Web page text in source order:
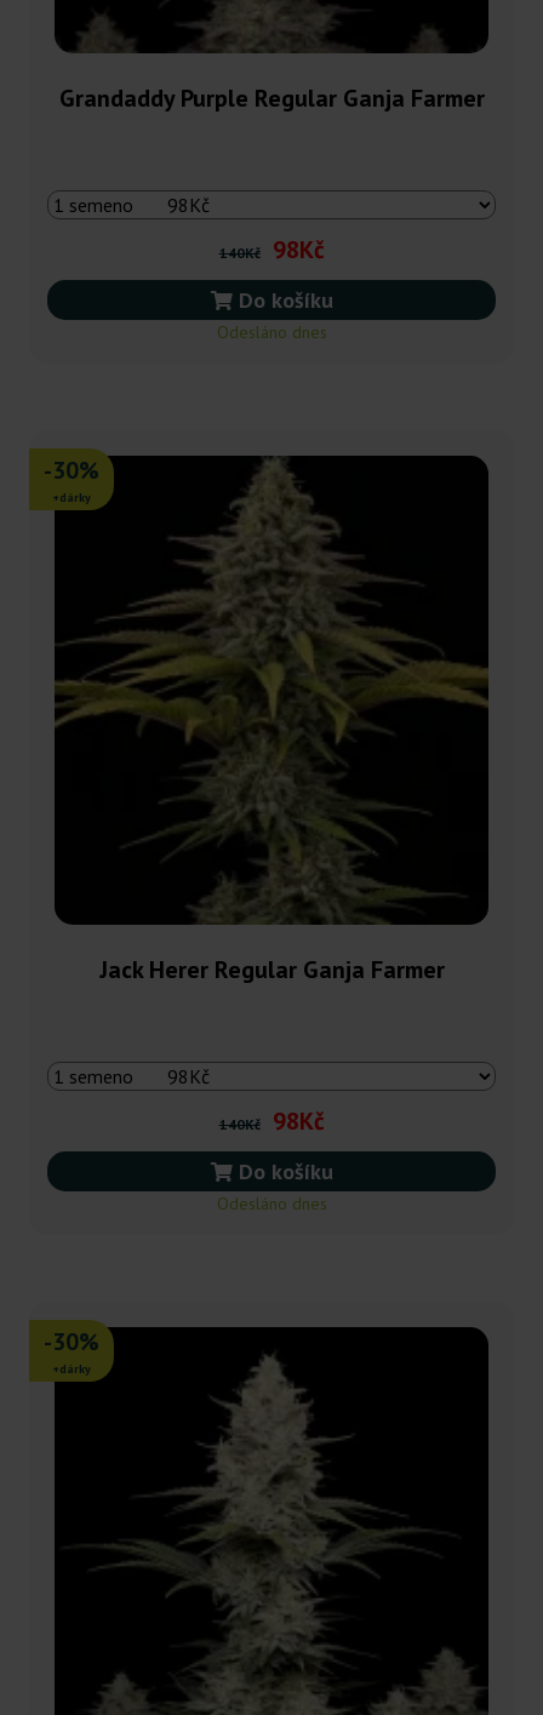
Grandaddy Purple Regular Ganja Farmer
140Kč 98Kč
Do košíku
Odesláno dnes
-30%
+dárky
Jack Herer Regular Ganja Farmer
140Kč 98Kč
Do košíku
Odesláno dnes
-30%
+dárky